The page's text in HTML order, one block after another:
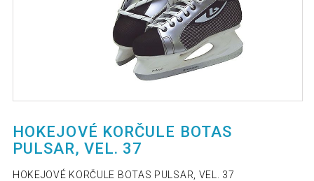
HOKEJOVÉ KORČULE BOTAS
PULSAR, VEL. 37
HOKEJOVÉ KORČULE BOTAS PULSAR, VEL. 37